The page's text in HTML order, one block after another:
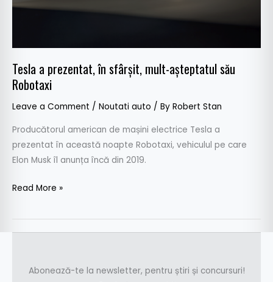
Tesla a prezentat, în sfârșit, mult-așteptatul său
Robotaxi
Leave a Comment / Noutati auto / By Robert Stan
Producătorul american de mașini electrice Tesla a
prezentat în această noapte Robotaxi, vehiculul pe care
Elon Musk îl anunța încă din 2019.
său
Read More »
Abonează-te la newsletter, pentru știri și concursuri!